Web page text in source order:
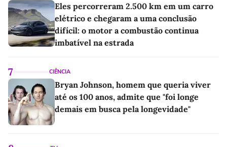
Eles percorreram 2.500 km em um carro
elétrico e chegaram a uma conclusão
difícil: o motor a combustão continua
imbatível na estrada
7 CIÊNCIA
Bryan Johnson, homem que queria viver
até os 100 anos, admite que "foi longe
demais em busca pela longevidade"